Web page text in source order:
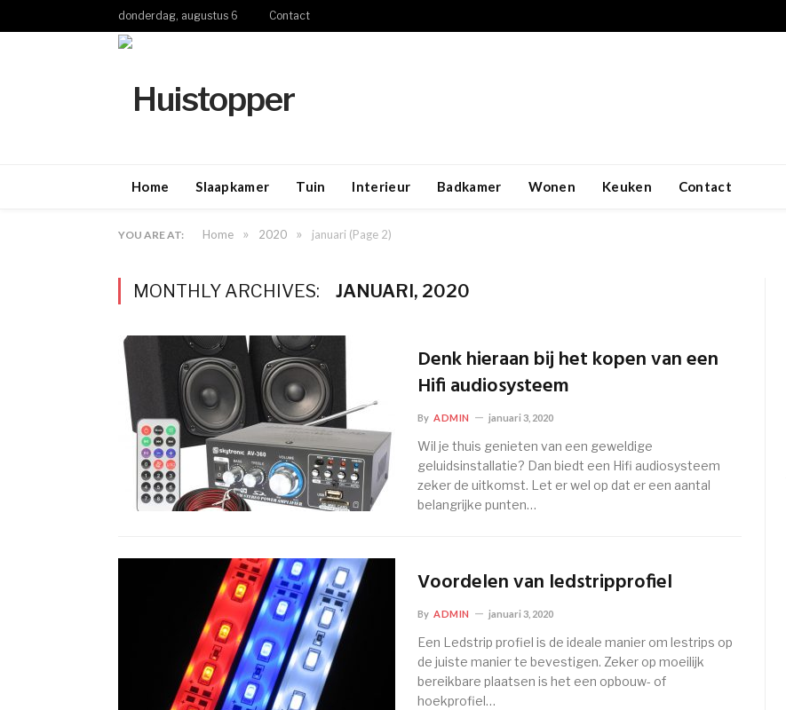
donderdag, augustus 6 Contact
Home Slaapkamer Tuin Interieur Badkamer Wonen Keuken Contact
YOU ARE AT: Home » 2020 » januari (Page 2)
MONTHLY ARCHIVES: JANUARI, 2020
Denk hieraan bij het kopen van een
Hifi audiosysteem
By ADMIN januari 3, 2020
Wil je thuis genieten van een geweldige
geluidsinstallatie? Dan biedt een Hifi audiosysteem
zeker de uitkomst. Let er wel op dat er een aantal
belangrijke punten…
Voordelen van ledstripprofiel
By ADMIN januari 3, 2020
Een Ledstrip profiel is de ideale manier om lestrips op
de juiste manier te bevestigen. Zeker op moeilijk
bereikbare plaatsen is het een opbouw- of
hoekprofiel…